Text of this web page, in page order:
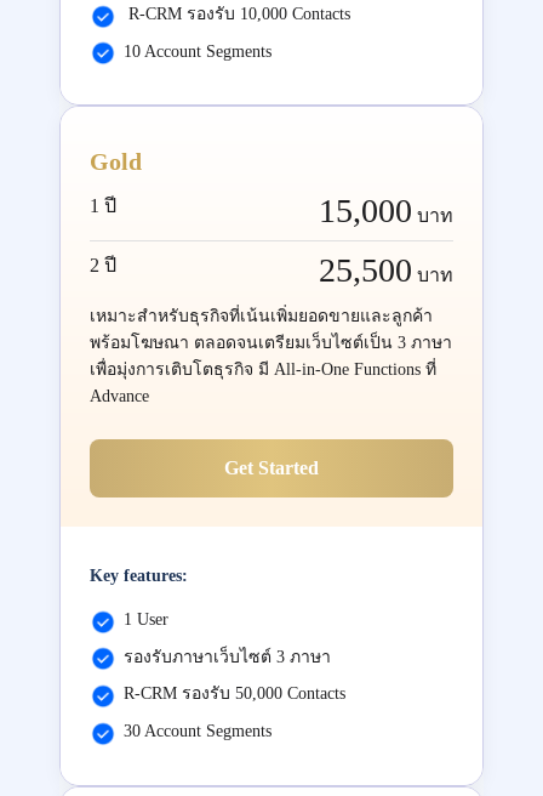
R-CRM รองรับ 10,000 Contacts
10 Account Segments
Gold
1 ปี 15,000 บาท
2 ปี 25,500 บาท
เหมาะสำหรับธุรกิจที่เน้นเพิ่มยอดขายและลูกค้า
พร้อมโฆษณา ตลอดจนเตรียมเว็บไซต์เป็น 3 ภาษา
เพื่อมุ่งการเติบโตธุรกิจ มี All-in-One Functions ที่
Advance
Get Started
Key features:
1 User
รองรับภาษาเว็บไซต์ 3 ภาษา
R-CRM รองรับ 50,000 Contacts
30 Account Segments